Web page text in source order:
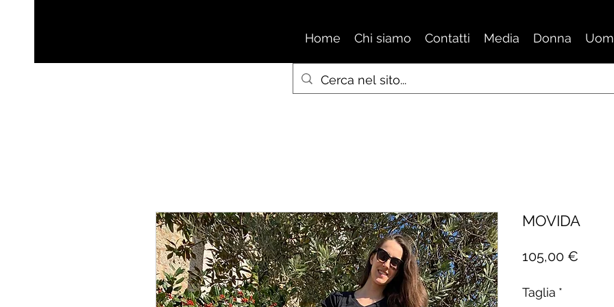
Home Chi siamo Contatti Media Donna
MOVIDA
105,00 €
Taglia *